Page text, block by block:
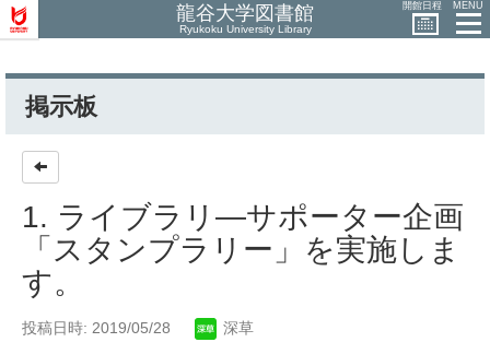
龍谷大学図書館
Ryukoku University Library
開館日程 MENU
掲示板
1. ライブラリ―サポーター企画
「スタンプラリー」を実施しま
す。
投稿日時: 2019/05/28 深草